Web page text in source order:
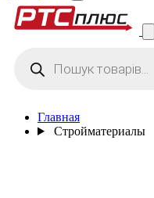
товаров
Главная
Стройматериалы